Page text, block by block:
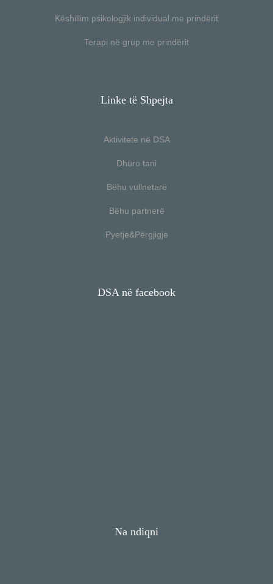
Këshillim psikologjik individual me prindërit
Terapi në grup me prindërit
Linke të Shpejta
Aktivitete në DSA
Dhuro tani
Bëhu vullnetarë
Bëhu partnerë
Pyetje&Përgjigje
DSA në facebook
Na ndiqni